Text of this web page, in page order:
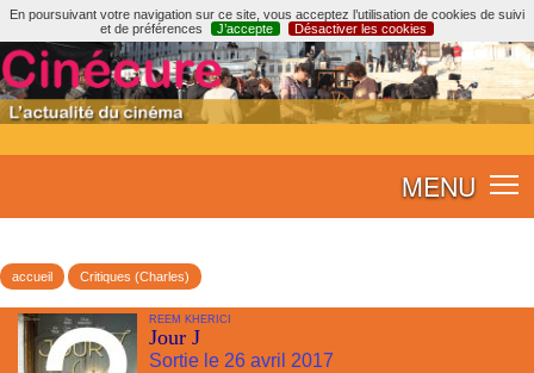
En poursuivant votre navigation sur ce site, vous acceptez l’utilisation de cookies de suivi
et de préférences
J’accepte Désactiver les cookies
MENU
accueil Critiques (Charles)
REEM KHERICI
Jour J
Sortie le 26 avril 2017